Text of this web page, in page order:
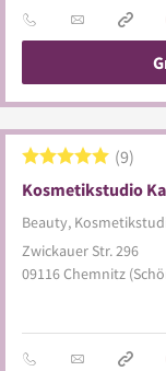
Kosmetikstudio
Beauty,
9
Zwickauer Str. 296
09116Chemnitz